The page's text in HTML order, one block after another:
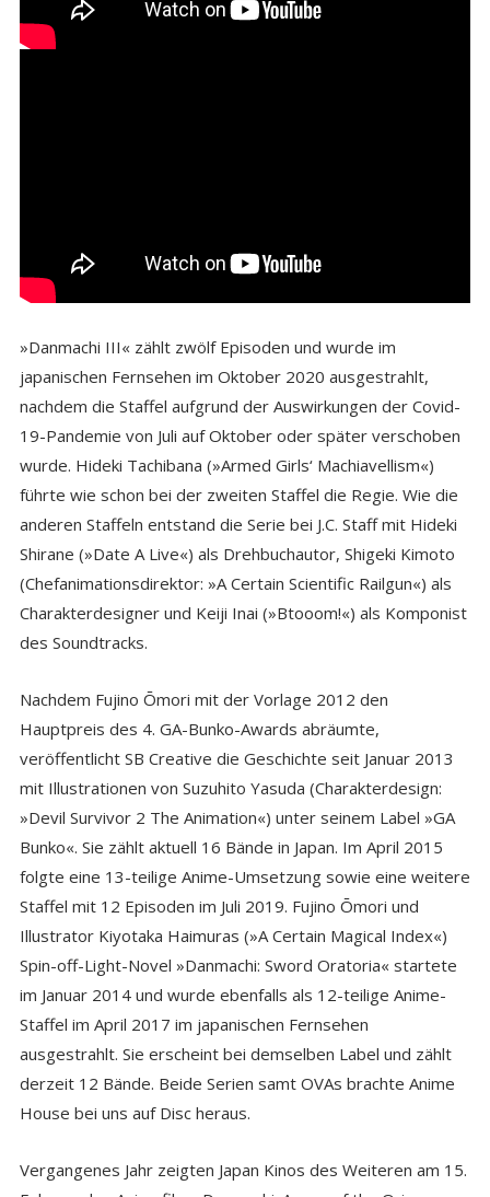
»Danmachi III« zählt zwölf Episoden und wurde im
japanischen Fernsehen im Oktober 2020 ausgestrahlt,
nachdem die Staffel aufgrund der Auswirkungen der Covid-
19-Pandemie von Juli auf Oktober oder später verschoben
wurde. Hideki Tachibana (»Armed Girls‘ Machiavellism«)
führte wie schon bei der zweiten Staffel die Regie. Wie die
anderen Staffeln entstand die Serie bei J.C. Staff mit Hideki
Shirane (»Date A Live«) als Drehbuchautor, Shigeki Kimoto
(Chefanimationsdirektor: »A Certain Scientific Railgun«) als
Charakterdesigner und Keiji Inai (»Btooom!«) als Komponist
des Soundtracks.
Nachdem Fujino Ōmori mit der Vorlage 2012 den
Hauptpreis des 4. GA-Bunko-Awards abräumte,
veröffentlicht SB Creative die Geschichte seit Januar 2013
mit Illustrationen von Suzuhito Yasuda (Charakterdesign:
»Devil Survivor 2 The Animation«) unter seinem Label »GA
Bunko«. Sie zählt aktuell 16 Bände in Japan. Im April 2015
folgte eine 13-teilige Anime-Umsetzung sowie eine weitere
Staffel mit 12 Episoden im Juli 2019. Fujino Ōmori und
Illustrator Kiyotaka Haimuras (»A Certain Magical Index«)
Spin-off-Light-Novel »Danmachi: Sword Oratoria« startete
im Januar 2014 und wurde ebenfalls als 12-teilige Anime-
Staffel im April 2017 im japanischen Fernsehen
ausgestrahlt. Sie erscheint bei demselben Label und zählt
derzeit 12 Bände. Beide Serien samt OVAs brachte Anime
House bei uns auf Disc heraus.
Vergangenes Jahr zeigten Japan Kinos des Weiteren am 15.